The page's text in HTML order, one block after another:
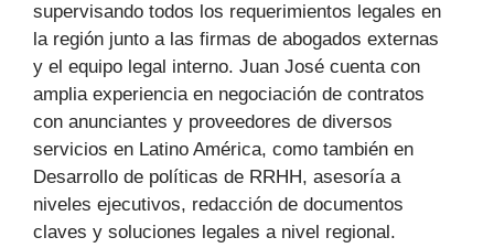
supervisando todos los requerimientos legales en
la región junto a las firmas de abogados externas
y el equipo legal interno. Juan José cuenta con
amplia experiencia en negociación de contratos
con anunciantes y proveedores de diversos
servicios en Latino América, como también en
Desarrollo de políticas de RRHH, asesoría a
niveles ejecutivos, redacción de documentos
claves y soluciones legales a nivel regional.